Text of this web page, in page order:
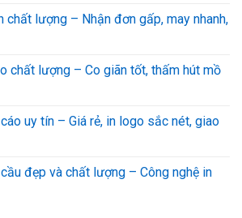
chất lượng – Nhận đơn gấp, may nhanh,
chất lượng – Co giãn tốt, thấm hút mồ
uy tín – Giá rẻ, in logo sắc nét, giao
đẹp và chất lượng – Công nghệ in